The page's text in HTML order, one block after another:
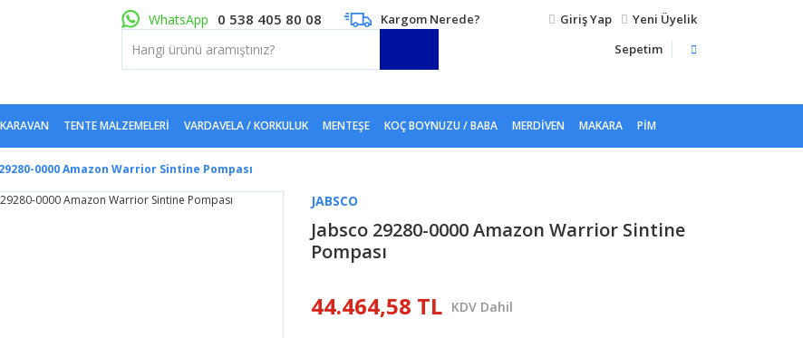
WhatsApp 0 538 405 80 08 Kargom Nerede? Giriş Yap
Yeni Üyelik
Sepetim
KARAVAN TENTE MALZEMELERI VARDAVELA / KORKULUK MENTEŞE KOÇ BOYNUZU / BABA MERDIVEN MAKARA PIM
0000 Amazon Warrior Sintine Pompası
JABSCO
Jabsco 29280-0000 Amazon Warrior Sintine
Pompası
44.464,58 TL KDV Dahil